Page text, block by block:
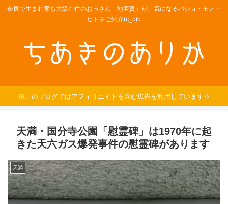
奈良で生まれ育ち大阪在住のおっさん「地亜貴」が、気になるバショ・モノ・
ヒトをご紹介(c_c)b
※このブログではアフィリエイトを含む広告を利用しています※
天満・国分寺公園「慰霊碑」は1970年に起
きた天六ガス爆発事件の慰霊碑があります
天満